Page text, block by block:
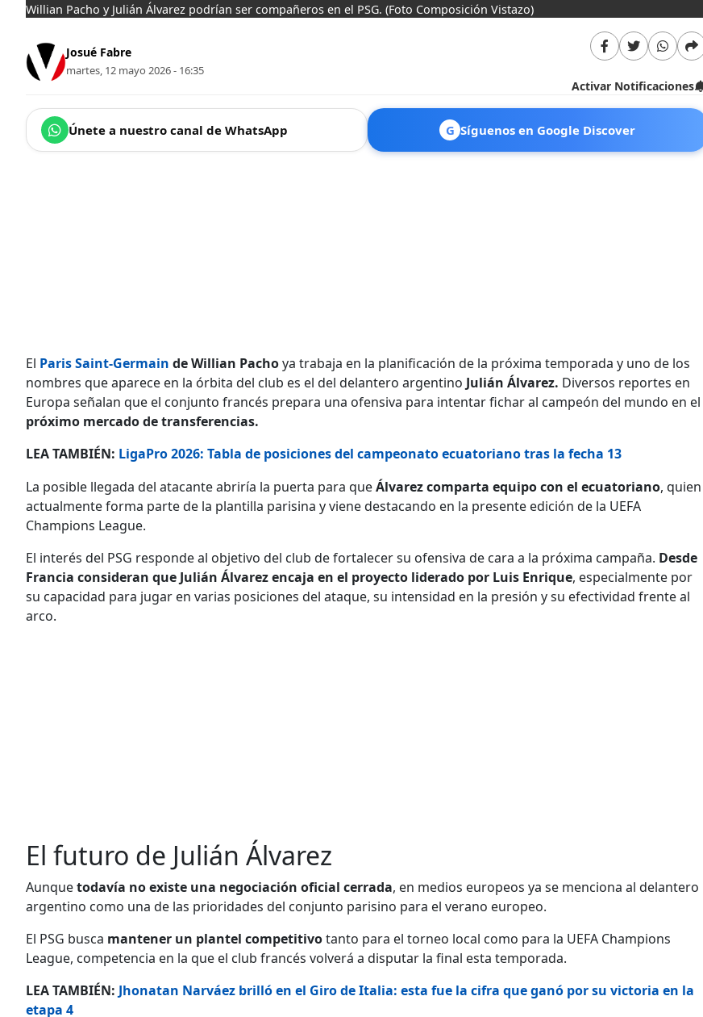
Willian Pacho y Julián Álvarez podrían ser compañeros en el PSG. (Foto Composición Vistazo)
Josué Fabre
martes, 12 mayo 2026 - 16:35
Activar Notificaciones
Únete a nuestro canal de WhatsApp G Síguenos en Google Discover
El Paris Saint-Germain de Willian Pachoya trabaja en la planificación de la próxima temporada y uno de los
nombres que aparece en la órbita del club es el del delantero argentino Julián Álvarez. Diversos reportes en
Europa señalan que el conjunto francés prepara una ofensiva para intentar fichar al campeón del mundo en el
próximo mercado de transferencias.
LEA TAMBIÉN: LigaPro 2026: Tabla de posiciones del campeonato ecuatoriano tras la fecha 13
La posible llegada del atacante abriría la puerta para queÁlvarez comparta equipo con el ecuatoriano, quien
actualmente forma parte de la plantilla parisina y viene destacando en la presente edición de la UEFA
Champions League.
El interés del PSG responde al objetivo del club de fortalecer su ofensiva de cara a la próxima campaña. Desde
Francia consideran que Julián Álvarez encaja en el proyecto liderado por Luis Enrique, especialmente por
su capacidad para jugar en varias posiciones del ataque, su intensidad en la presión y su efectividad frente al
arco.
El futuro de Julián Álvarez
Aunquetodavía no existe una negociación oficial cerrada, en medios europeos ya se menciona al delantero
argentino como una de las prioridades del conjunto parisino para el verano europeo.
El PSG busca mantener un plantel competitivotanto para el torneo local como para la UEFA Champions
League, competencia en la que el club francés volverá a disputar la final esta temporada.
LEA TAMBIÉN: Jhonatan Narváez brilló en el Giro de Italia: esta fue la cifra que ganó por su victoria en la
etapa 4